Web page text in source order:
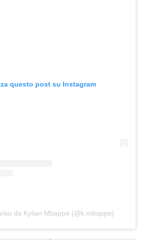
questo post su Instagram
da Kylian Mbappé (@k.mbappe)